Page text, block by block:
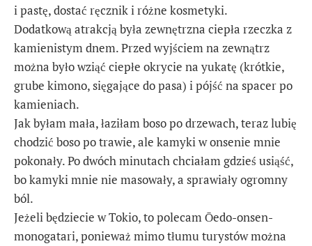
i pastę, dostać ręcznik i różne kosmetyki.
Dodatkową atrakcją była zewnętrzna ciepła rzeczka z
kamienistym dnem. Przed wyjściem na zewnątrz
można było wziąć ciepłe okrycie na yukatę (krótkie,
grube kimono, sięgające do pasa) i pójść na spacer po
kamieniach.
Jak byłam mała, łaziłam boso po drzewach, teraz lubię
chodzić boso po trawie, ale kamyki w onsenie mnie
pokonały. Po dwóch minutach chciałam gdzieś usiąść,
bo kamyki mnie nie masowały, a sprawiały ogromny
ból.
Jeżeli będziecie w Tokio, to polecam Ōedo-onsen-
monogatari, ponieważ mimo tłumu turystów można